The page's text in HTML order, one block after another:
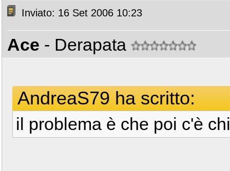
Inviato: 16 Set 2006 10:23
Ace - Derapata
AndreaS79 ha scritto:
il problema è che poi c'è